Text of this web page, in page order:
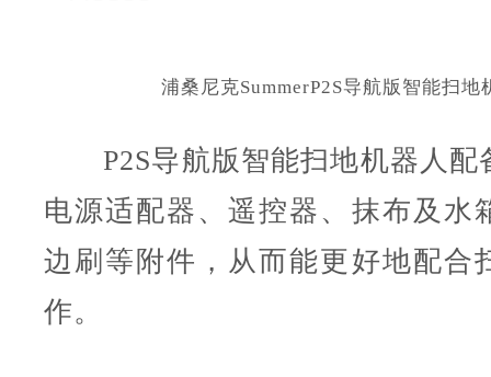
浦桑尼克SummerP2S导航版 智能扫地
P2S导航版智能扫地机器人配
电源适配器、遥控器、抹布及水
边刷等附件，从而能更好地配合
作。